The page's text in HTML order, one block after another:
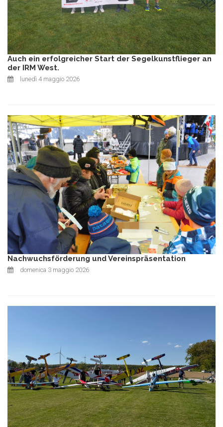
Auch ein erfolgreicher Start der Segelkunstflieger an
der IRM West.
lunedì 4 maggio 2026
Nachwuchsförderung und Vereinspräsentation
domenica 3 maggio 2026